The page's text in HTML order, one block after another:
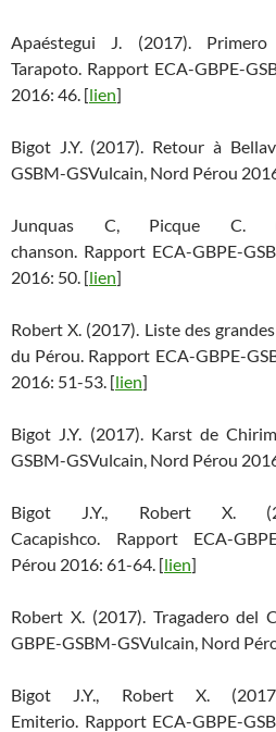
Apaéstegui J. (2017).
Tarapoto. Rapport ECA-GBPE-
2016: 46. [lien]
Bigot J.Y. (2017). Retour à
GSBM-GSVulcain, Nord Pérou
Junquas C, Picque C.
chanson. Rapport ECA-GBPE-
2016: 50. [lien]
Robert X. (2017). Liste des
du Pérou. Rapport ECA-GBPE-
2016: 51-53. [lien]
Bigot J.Y. (2017). Karst de
GSBM-GSVulcain, Nord Pérou
Bigot J.Y., Robert X.
Cacapishco. Rapport ECA-
Pérou 2016: 61-64. [lien]
Robert X. (2017). Tragadero del
GBPE-GSBM-GSVulcain, Nord
Bigot J.Y., Robert X.
Emiterio. Rapport ECA-GBPE-